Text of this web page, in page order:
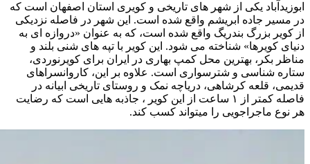
ابوزیدآباد یکی از شهر های تاریخی و کویری استان اصفهان است که
در مسیر جاده ابریشم واقع شده است. این شهر در فاصله نزدیکی
از کویر بزرگ بندریگ واقع شده است، که به عنوان «دروازه ای به
دنیای کویرها» شناخته می شود. این کویر با تپه های شنی بلند و
مناظر بکر، بهترین محل کمپ بهاری در ایران برای کویرنوردی،
ستاره شناسی و شترسواری است. علاوه بر این، کاروانسراهای
قدیمی، قلعه کرشاهی، دریاچه نمک و روستای تاریخی ابیانه در
فاصله کمتر از ۱ ساعت از این کویر ، جاذبه هایی است که رضایت
هر نوع ماجراجویی را میتواند کسب کند.